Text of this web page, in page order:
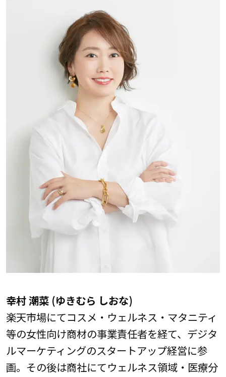
幸村 潮菜 (ゆきむら しおな)
楽天市場にてコスメ・ウェルネス・マタニティ
等の女性向け商材の事業責任者を経て、デジタ
ルマーケティングのスタートアップ経営に参
画。その後は商社にてウェルネス領域・医療分